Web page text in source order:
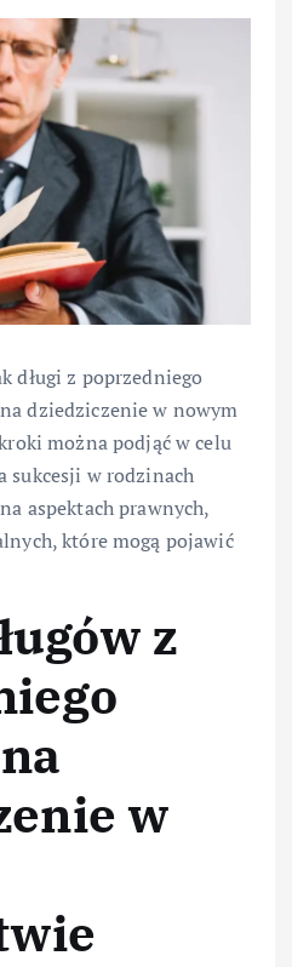
długi z poprzedniego
dziedziczenie w nowym
można podjąć w celu
sukcesji w rodzinach
aspektach prawnych,
które mogą pojawić
z
w